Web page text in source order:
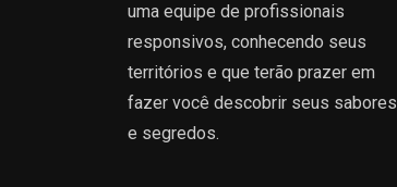
uma equipe de profissionais
responsivos, conhecendo seus
territórios e que terão prazer em
fazer você descobrir seus sabores
e segredos.